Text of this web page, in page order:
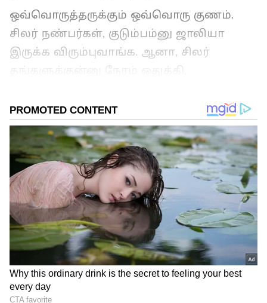
ஒவ்வொருத்தருக்கும் ஒவ்வொரு குணம்.
சிலர் நண்பர்கள், குடும்பம்னு ஜாலியா
இருக்க விரும்புவாங்க. ஆனா, சிலர்
ஜோதிடப்படி, சில ராசிக்காரங்களுக்கு இந்த
குணம் அதிகமா இருக்கும். அப்படி
தனிமையை விரும்பும் அந்த நாலு ராசிகள்
எவைன்னு தெரிஞ்சுக்கலாம் வாங்க.
ஏசியாநெட் தமிழ்-ஐ உங்கள் முதன்மைத்
தேர்வாக்குங்கள்